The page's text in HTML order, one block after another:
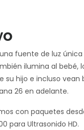
fuente de luz
ilumina al bebé,
hijo e incluso vean
26 en adelante.
con paquetes
para Ultrasonido HD.